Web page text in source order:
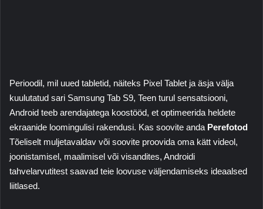
Perioodil, mil uued tabletid, näiteks Pixel Tablet ja äsja välja
kuulutatud sari Samsung Tab S9, Teen turul sensatsiooni,
Android teeb arendajatega koostööd, et optimeerida heldete
ekraanide loomingulisi rakendusi. Kas soovite anda Perefotod
Tõeliselt muljetavaldav või soovite proovida oma kätt videol,
joonistamisel, maalimisel või visandites, Androidi
tahvelarvutitest saavad teie loovuse väljendamiseks ideaalsed
liitlased.